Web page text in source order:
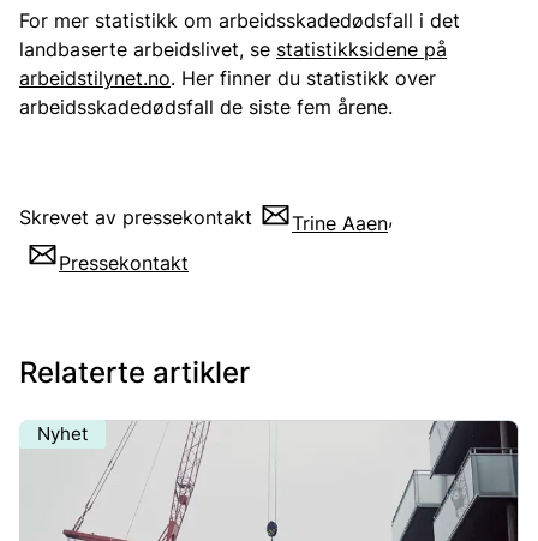
For mer statistikk om arbeidsskadedødsfall i det
landbaserte arbeidslivet, se statistikksidene på
arbeidstilynet.no. Her finner du statistikk over
arbeidsskadedødsfall de siste fem årene.
Skrevet av pressekontakt Trine Aaen,
Pressekontakt
Relaterte artikler
Nyhet